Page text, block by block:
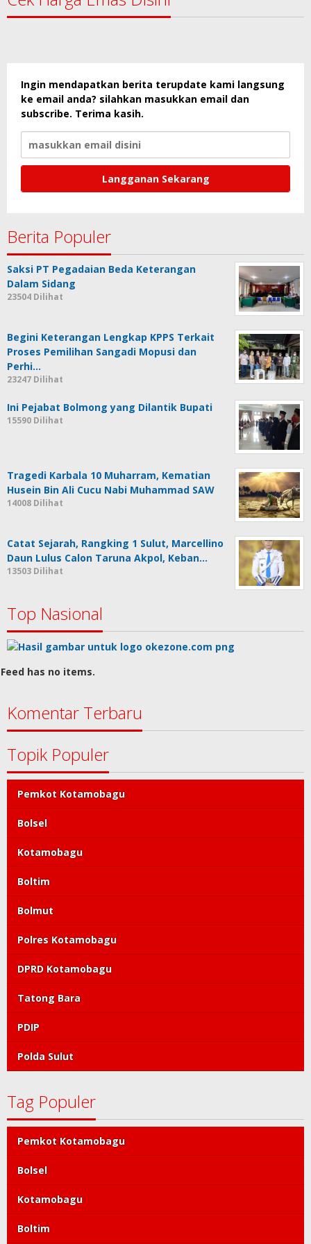
Ingin mendapatkan berita terupdate kami langsung
ke email anda? silahkan masukkan email dan
subscribe. Terima kasih.
Berita Populer
Saksi PT Pegadaian Beda Keterangan
Dalam Sidang
23504 Dilihat
Begini Keterangan Lengkap KPPS Terkait
Proses Pemilihan Sangadi Mopusi dan
Perhi…
23247 Dilihat
Ini Pejabat Bolmong yang Dilantik Bupati
15590 Dilihat
Tragedi Karbala 10 Muharram, Kematian
Husein Bin Ali Cucu Nabi Muhammad SAW
14008 Dilihat
Catat Sejarah, Rangking 1 Sulut, Marcellino
Daun Lulus Calon Taruna Akpol, Keban…
13503 Dilihat
Top Nasional
Feed has no items.
Komentar Terbaru
Topik Populer
Pemkot Kotamobagu
Bolsel
Kotamobagu
Boltim
Bolmut
Polres Kotamobagu
DPRD Kotamobagu
Tatong Bara
PDIP
Polda Sulut
Tag Populer
Pemkot Kotamobagu
Bolsel
Kotamobagu
Boltim